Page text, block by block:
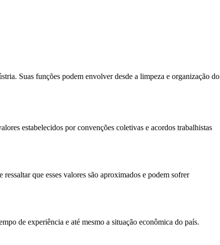
Suas funções podem envolver desde a limpeza e organização do
estabelecidos por convenções coletivas e acordos trabalhistas
que esses valores são aproximados e podem sofrer
de experiência e até mesmo a situação econômica do país.